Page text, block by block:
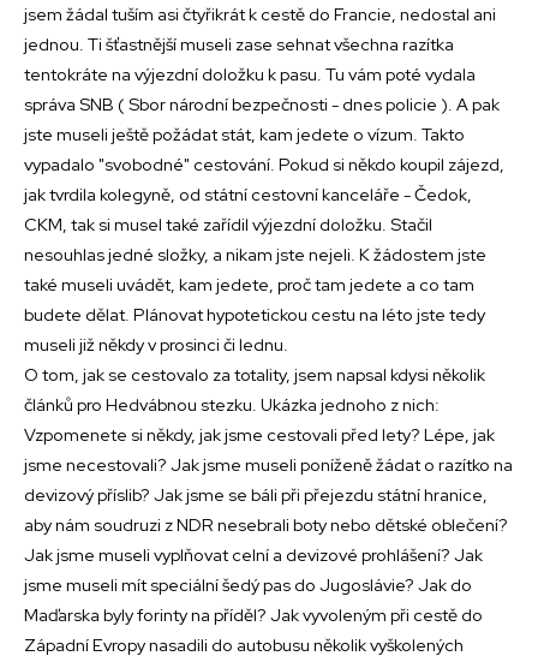
jsem žádal tuším asi čtyřikrát k cestě do Francie, nedostal ani
jednou. Ti šťastnější museli zase sehnat všechna razítka
tentokráte na výjezdní doložku k pasu. Tu vám poté vydala
správa SNB ( Sbor národní bezpečnosti - dnes policie ). A pak
jste museli ještě požádat stát, kam jedete o vízum. Takto
vypadalo "svobodné" cestování. Pokud si někdo koupil zájezd,
jak tvrdila kolegyně, od státní cestovní kanceláře - Čedok,
CKM, tak si musel také zařídil výjezdní doložku. Stačil
nesouhlas jedné složky, a nikam jste nejeli. K žádostem jste
také museli uvádět, kam jedete, proč tam jedete a co tam
budete dělat. Plánovat hypotetickou cestu na léto jste tedy
museli již někdy v prosinci či lednu.
O tom, jak se cestovalo za totality, jsem napsal kdysi několik
článků pro Hedvábnou stezku. Ukázka jednoho z nich:
Vzpomenete si někdy, jak jsme cestovali před lety? Lépe, jak
jsme necestovali? Jak jsme museli poníženě žádat o razítko na
devizový příslib? Jak jsme se báli při přejezdu státní hranice,
aby nám soudruzi z NDR nesebrali boty nebo dětské oblečení?
Jak jsme museli vyplňovat celní a devizové prohlášení? Jak
jsme museli mít speciální šedý pas do Jugoslávie? Jak do
Maďarska byly forinty na příděl? Jak vyvoleným při cestě do
Západní Evropy nasadili do autobusu několik vyškolených